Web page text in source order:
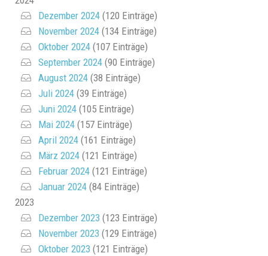
Dezember 2024 (120 Einträge)
November 2024 (134 Einträge)
Oktober 2024 (107 Einträge)
September 2024 (90 Einträge)
August 2024 (38 Einträge)
Juli 2024 (39 Einträge)
Juni 2024 (105 Einträge)
Mai 2024 (157 Einträge)
April 2024 (161 Einträge)
März 2024 (121 Einträge)
Februar 2024 (121 Einträge)
Januar 2024 (84 Einträge)
2023
Dezember 2023 (123 Einträge)
November 2023 (129 Einträge)
Oktober 2023 (121 Einträge)